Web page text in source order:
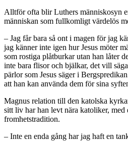
Alltför ofta blir Luthers människosyn
människan som fullkomligt värdelös
– Jag får bara så ont i magen för jag
jag känner inte igen hur Jesus möter
som rostiga plåtburkar utan han låter
inte bara flisor och bjälkar, det vill
pärlor som Jesus säger i
att han kan använda dem för sina
Magnus relation till den katolska
sitt liv har han levt nära katoliker, med
fromhetstradition.
– Inte en enda gång har jag haft en